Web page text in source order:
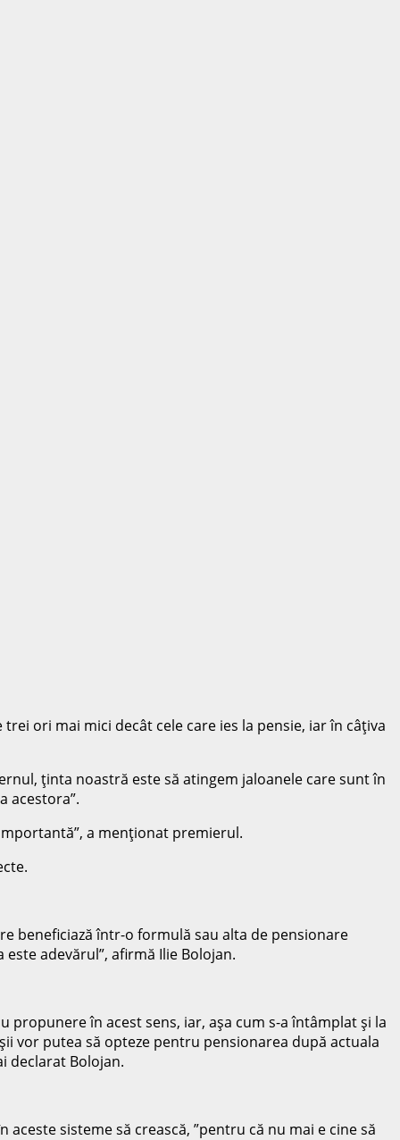
ori mai mici decât cele care ies la pensie, iar în câţiva
ţinta noastră este să atingem jaloanele care sunt în
acestora”.
a menţionat premierul.
beneficiază într-o formulă sau alta de pensionare
adevărul”, afirmă Ilie Bolojan.
în acest sens, iar, aşa cum s-a întâmplat şi la
vor putea să opteze pentru pensionarea după actuala
declarat Bolojan.
sisteme să crească, ”pentru că nu mai e cine să